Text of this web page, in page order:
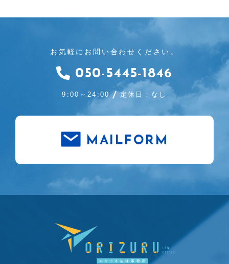
MAILFORM
お気軽にお問い合わせください。
050-5445-1846
9:00～24:00 定休日：なし